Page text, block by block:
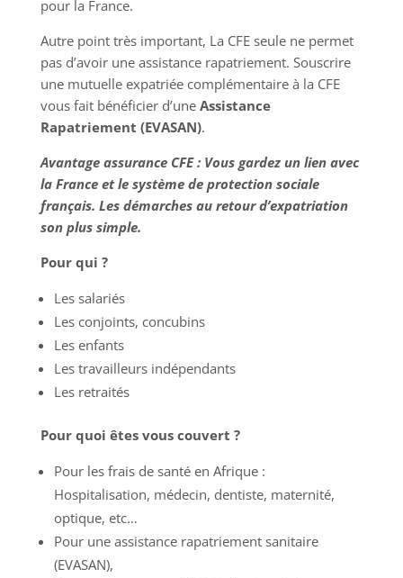
pour la France.
Autre point très important, La CFE seule ne permet
pas d’avoir une assistance rapatriement. Souscrire
une mutuelle expatriée complémentaire à la CFE
vous fait bénéficier d’une Assistance
Rapatriement (EVASAN).
Avantage assurance CFE : Vous gardez un lien avec
la France et le système de protection sociale
français. Les démarches au retour d’expatriation
son plus simple.
Pour qui ?
Les salariés
Les conjoints, concubins
Les enfants
Les travailleurs indépendants
Les retraités
Pour quoi êtes vous couvert ?
Pour les frais de santé en Afrique :
Hospitalisation, médecin, dentiste, maternité,
optique, etc…
Pour une assistance rapatriement sanitaire
(EVASAN),